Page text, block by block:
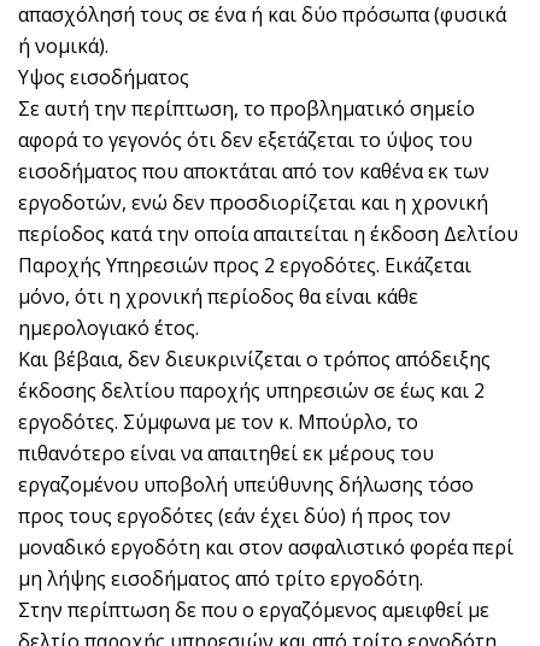
απασχόλησή τους σε ένα ή και δύο πρόσωπα (φυσικά
ή νομικά).
Υψος εισοδήματος
Σε αυτή την περίπτωση, το προβληματικό σημείο
αφορά το γεγονός ότι δεν εξετάζεται το ύψος του
εισοδήματος που αποκτάται από τον καθένα εκ των
εργοδοτών, ενώ δεν προσδιορίζεται και η χρονική
περίοδος κατά την οποία απαιτείται η έκδοση Δελτίου
Παροχής Υπηρεσιών προς 2 εργοδότες. Εικάζεται
μόνο, ότι η χρονική περίοδος θα είναι κάθε
ημερολογιακό έτος.
Και βέβαια, δεν διευκρινίζεται ο τρόπος απόδειξης
έκδοσης δελτίου παροχής υπηρεσιών σε έως και 2
εργοδότες. Σύμφωνα με τον κ. Μπούρλο, το
πιθανότερο είναι να απαιτηθεί εκ μέρους του
εργαζομένου υποβολή υπεύθυνης δήλωσης τόσο
προς τους εργοδότες (εάν έχει δύο) ή προς τον
μοναδικό εργοδότη και στον ασφαλιστικό φορέα περί
μη λήψης εισοδήματος από τρίτο εργοδότη.
Στην περίπτωση δε που ο εργαζόμενος αμειφθεί με